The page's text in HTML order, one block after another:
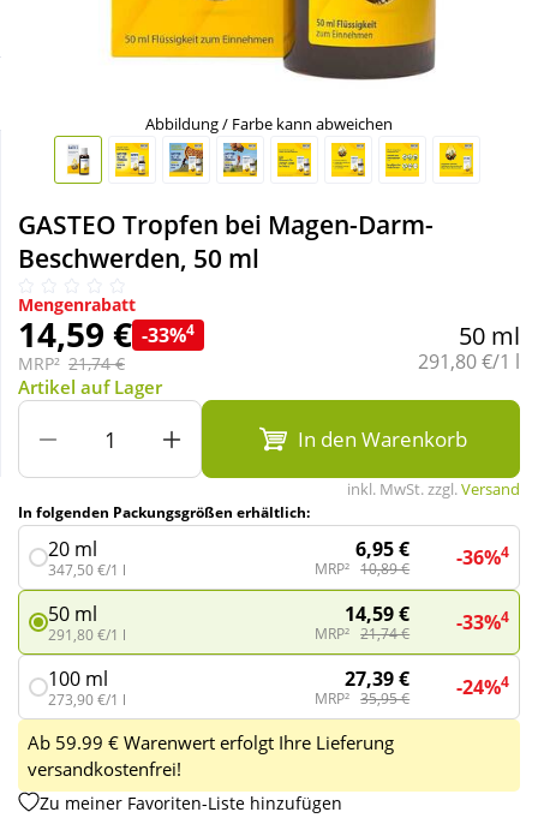
Natur & Homöopathie
Sanitätshaus
Sport & Fitness
Tierbedarf
Abbildung / Farbe kann abweichen
GASTEO Tropfen bei Magen-Darm-
Beschwerden, 50 ml
Mengenrabatt
14,59 € -33%4
MRP² 21,74 €
50 ml
Grundpreis:
291,80 €/1 l
Artikel auf Lager
In den Warenkorb
inkl. MwSt. zzgl.Versand
In folgenden Packungsgrößen erhältlich:
20 ml
347,50 €/1 l
6,95 €
MRP² 10,89 € -36%4
50 ml
291,80 €/1 l
14,59 €
MRP² 21,74 € -33%4
100 ml
273,90 €/1 l
27,39 €
MRP² 35,95 € -24%4
Ab 59.99 € Warenwert erfolgt Ihre Lieferung
versandkostenfrei!
Zu meiner Favoriten-Liste hinzufügen